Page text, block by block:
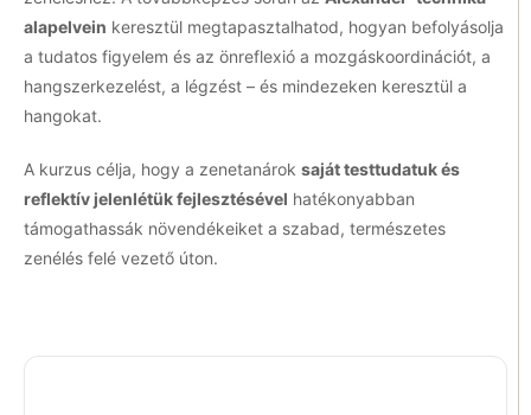
alapelvein keresztül megtapasztalhatod, hogyan befolyásolja
a tudatos figyelem és az önreflexió a mozgáskoordinációt, a
hangszerkezelést, a légzést – és mindezeken keresztül a
hangokat.
A kurzus célja, hogy a zenetanárok saját testtudatuk és
reflektív jelenlétük fejlesztésével hatékonyabban
támogathassák növendékeiket a szabad, természetes
zenélés felé vezető úton.